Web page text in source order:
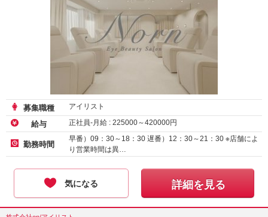
募集職種 アイリスト
給与 正社員-月給 : 225000～420000円
勤務時間
早番）09：30～18：30 遅番）12：30～21：30 ※店舗によ
り営業時間は異…
気になる 詳細を見る